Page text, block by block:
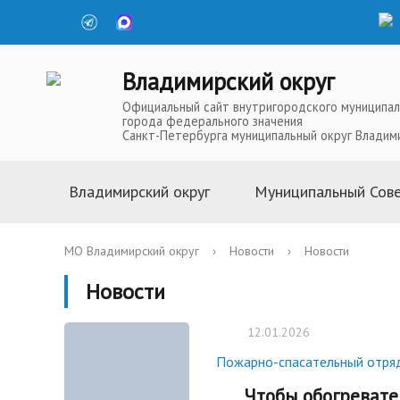
Владимирский округ
Официальный сайт внутригородского
города федерального значения
Санкт-Петербурга муниципальный округ
Владимирский округ
Информация о муниципальной
Устав
Муниципальный
Глава
Решения
Аппарат
Повестки, проекты
МО Владимирский округ › Новости › Новости
Новости
12.01.2026
Пожарно-спасательный